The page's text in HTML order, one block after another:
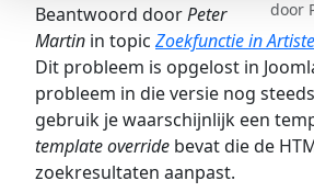
door
Beantwoord doorPeter
Martin in topic Zoekfunctie in
Dit probleem is opgelost in
probleem in die versie nog
gebruik je waarschijnlijk een
template override bevat die de
zoekresultaten aanpast.